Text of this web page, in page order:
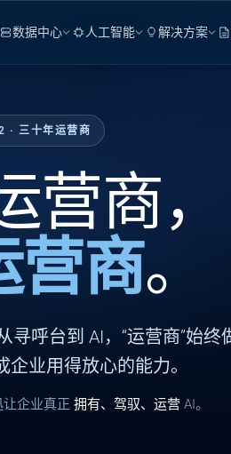
数据中心 人工智能 解决方案
· 三十年运营商
营商，
营商。
呼台到 AI，“运营商”始终
业用得放心的能力。
让企业真正 拥有、驾驭、运营 AI。